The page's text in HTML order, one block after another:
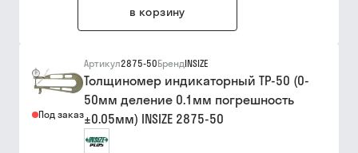
в корзину
Под заказ
Артикул2875-50БрендINSIZE
Толщиномер индикаторный ТР-50 (0-
50мм деление 0.1мм погрешность
±0.05мм) INSIZE 2875-50